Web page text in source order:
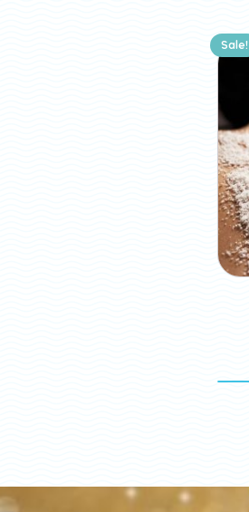
Sale!